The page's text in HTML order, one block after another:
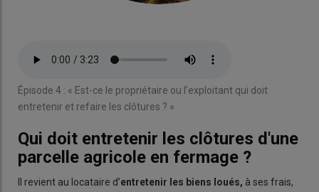
audio
Épisode 4 : « Est-ce le propriétaire ou l’exploitant qui doit
entretenir et refaire les clôtures ? »
Qui doit entretenir les clôtures d'une
parcelle agricole en fermage ?
Il revient au locataire d’entretenir les biens loués, à ses frais,